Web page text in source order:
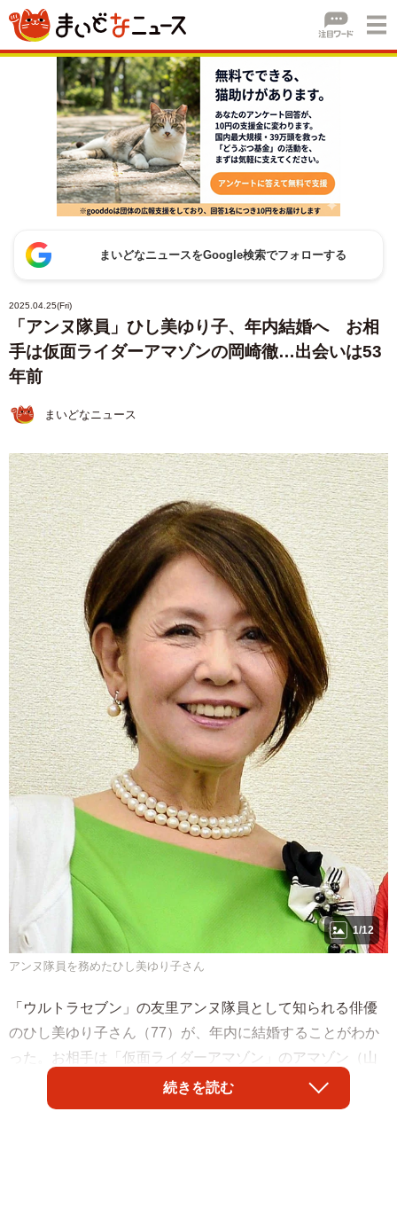
まいどなニュースをGoogle検索でフォローする
2025.04.25(Fri)
「アンヌ隊員」ひし美ゆり子、年内結婚へ お相
手は仮面ライダーアマゾンの岡崎徹…出会いは53
年前
まいどなニュース
1/12
アンヌ隊員を務めたひし美ゆり子さん
「ウルトラセブン」の友里アンヌ隊員として知られる俳優
のひし美ゆり子さん（77）が、年内に結婚することがわか
った。お相手は「仮面ライダーアマゾン」のアマゾン（山
本大介）役を務めた岡崎徹さん（76）。
続きを読む